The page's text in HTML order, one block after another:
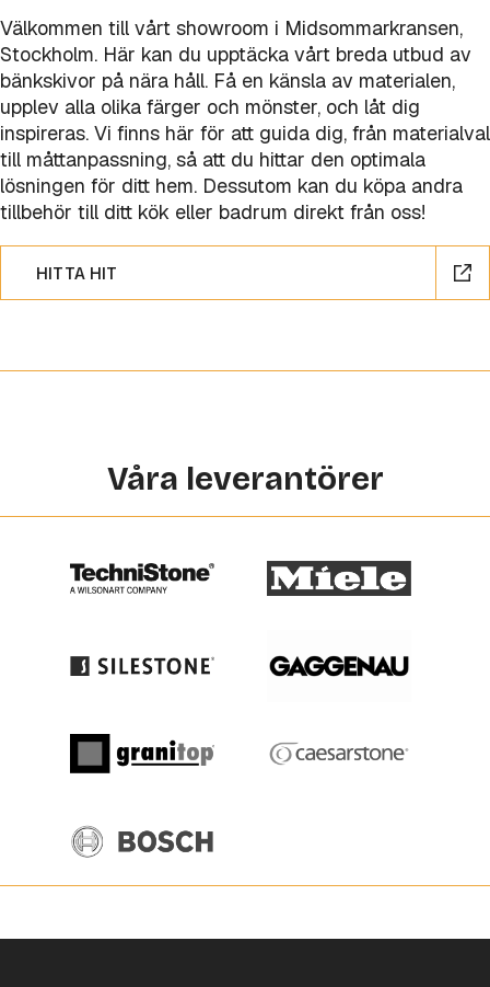
Välkommen till vårt showroom i Midsommarkransen,
Stockholm. Här kan du upptäcka vårt breda utbud av
bänkskivor på nära håll. Få en känsla av materialen,
upplev alla olika färger och mönster, och låt dig
inspireras. Vi finns här för att guida dig, från materialval
till måttanpassning, så att du hittar den optimala
lösningen för ditt hem. Dessutom kan du köpa andra
tillbehör till ditt kök eller badrum direkt från oss!
HITTA HIT
Våra leverantörer